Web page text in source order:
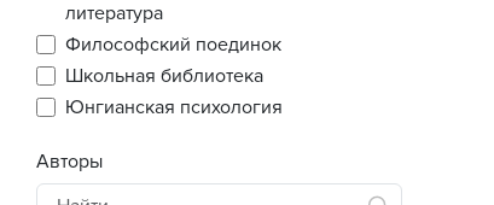
литература
Философский поединок
Школьная библиотека
Юнгианская психология
Авторы